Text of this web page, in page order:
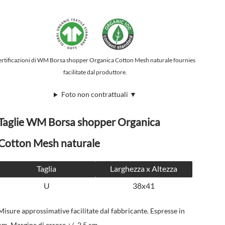
di WM Borsa shopper Organica Cotton Mesh naturale fournies
facilitate dal produttore.
Foto non contrattuali ▼
WM Borsa shopper Organica
Mesh naturale
Taglia
Larghezza x Altezza
U
38x41
approssimative facilitate dal fabbricante. Espresse in